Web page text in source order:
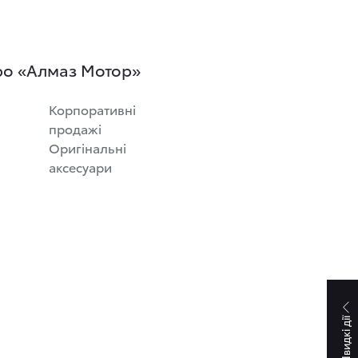
Швидкі дії
«Алмаз Мотор»
Корпоративні
продажі
Оригінальні
аксесуари